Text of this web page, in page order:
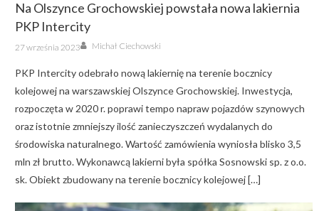
Na Olszynce Grochowskiej powstała nowa lakiernia
PKP Intercity
Posted
on
27 września 2023 Author
Michał Ciechowski
PKP Intercity odebrało nową lakiernię na terenie bocznicy
kolejowej na warszawskiej Olszynce Grochowskiej. Inwestycja,
rozpoczęta w 2020 r. poprawi tempo napraw pojazdów szynowych
oraz istotnie zmniejszy ilość zanieczyszczeń wydalanych do
środowiska naturalnego. Wartość zamówienia wyniosła blisko 3,5
mln zł brutto. Wykonawcą lakierni była spółka Sosnowski sp. z o.o.
sk. Obiekt zbudowany na terenie bocznicy kolejowej […]